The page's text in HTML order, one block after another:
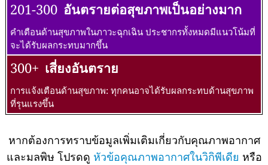
201-300 อันตรายต่อสุขภาพเป็นอย่างมาก
คำเตือนด้านสุขภาพในภาวะฉุกเฉิน ประชากรทั้งหมดมีแนวโน้มที่
จะได้รับผลกระทบมากขึ้น
300+ เสี่ยงอันตราย
การแจ้งเตือนด้านสุขภาพ: ทุกคนอาจได้รับผลกระทบด้านสุขภาพ
ที่รุนแรงขึ้น
หากต้องการทราบข้อมูลเพิ่มเติมเกี่ยวกับคุณภาพอากาศ
และมลพิษ โปรดดู หัวข้อคุณภาพอากาศในวิกิพีเดีย หรือ